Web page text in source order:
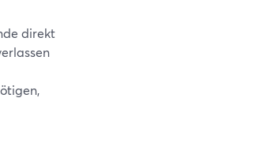
direkt